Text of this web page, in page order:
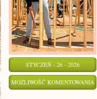
STYCZEŃ - 26 - 2026
MOŻLIWOŚĆ KOMENTOWANIA